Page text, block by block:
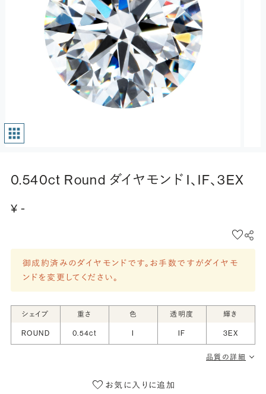
0.540ct Round ダイヤモンド I、IF、3EX
¥ -
御成約済みのダイヤモンドです。お手数ですがダイヤモ
ンドを変更してください。
シェイプ 重さ 色 透明度 輝き
ROUND 0.54ct I IF 3EX
品質の詳細
お気に入りに追加